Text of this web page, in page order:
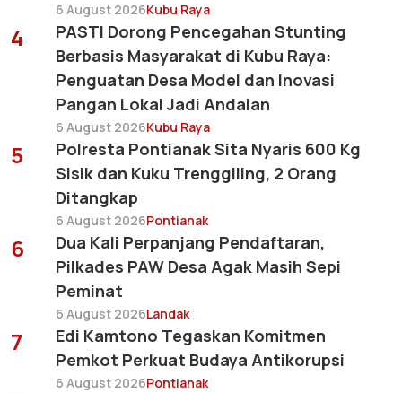
6 August 2026Kubu Raya
4
PASTI Dorong Pencegahan Stunting
Berbasis Masyarakat di Kubu Raya:
Penguatan Desa Model dan Inovasi
Pangan Lokal Jadi Andalan
6 August 2026Kubu Raya
5
Polresta Pontianak Sita Nyaris 600 Kg
Sisik dan Kuku Trenggiling, 2 Orang
Ditangkap
6 August 2026Pontianak
6
Dua Kali Perpanjang Pendaftaran,
Pilkades PAW Desa Agak Masih Sepi
Peminat
6 August 2026Landak
7
Edi Kamtono Tegaskan Komitmen
Pemkot Perkuat Budaya Antikorupsi
6 August 2026Pontianak